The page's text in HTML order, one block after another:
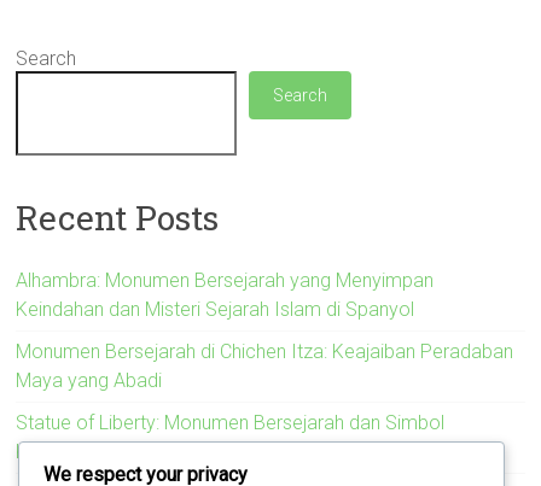
Search
Search
Recent Posts
Alhambra: Monumen Bersejarah yang Menyimpan
Keindahan dan Misteri Sejarah Islam di Spanyol
Monumen Bersejarah di Chichen Itza: Keajaiban Peradaban
Maya yang Abadi
Statue of Liberty: Monumen Bersejarah dan Simbol
Kebebasan Amerika Serikat
We respect your privacy